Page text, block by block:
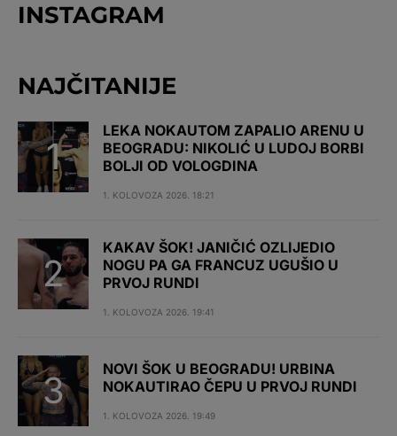
INSTAGRAM
NAJČITANIJE
LEKA NOKAUTOM ZAPALIO ARENU U
BEOGRADU: NIKOLIĆ U LUDOJ BORBI
BOLJI OD VOLOGDINA
1. KOLOVOZA 2026. 18:21
KAKAV ŠOK! JANIČIĆ OZLIJEDIO
NOGU PA GA FRANCUZ UGUŠIO U
PRVOJ RUNDI
1. KOLOVOZA 2026. 19:41
NOVI ŠOK U BEOGRADU! URBINA
NOKAUTIRAO ČEPU U PRVOJ RUNDI
1. KOLOVOZA 2026. 19:49